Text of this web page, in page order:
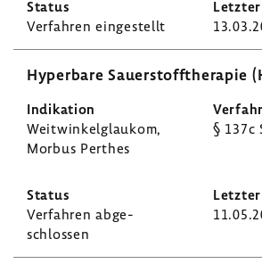
Verfahren einge­stellt
Hyper­bare Sauer­stoff­the­rapie
Weit­win­kel­glaukom,
Morbus Perthes
§ 137c
Verfahren abge­
schlossen